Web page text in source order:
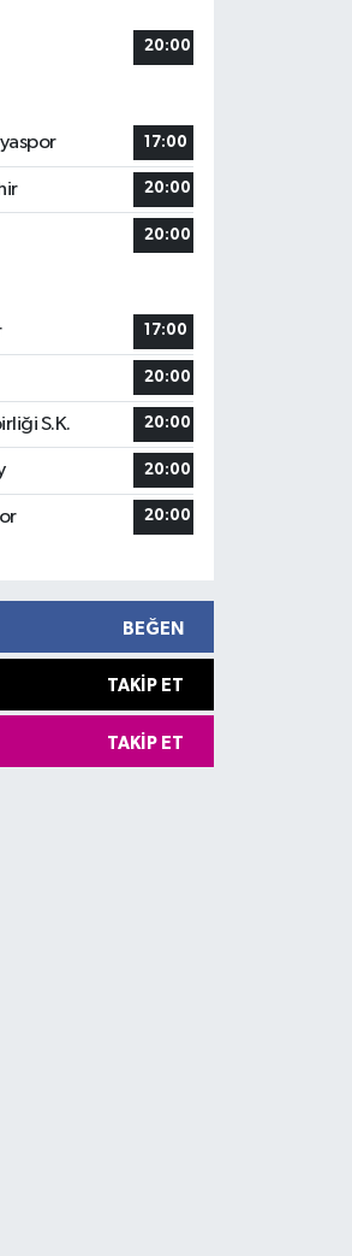
20:00
17:00
20:00
20:00
17:00
20:00
S.K. 20:00
20:00
20:00
BEĞEN
TAKIP ET
TAKIP ET